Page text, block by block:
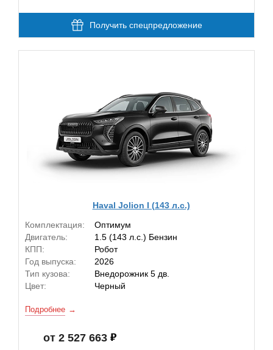
Получить спецпредложение
Haval Jolion I (143 л.с.)
Комплектация:
Оптимум
Двигатель:
1.5 (143 л.с.) Бензин
КПП:
Робот
Год выпуска:
2026
Тип кузова:
Внедорожник 5 дв.
Цвет:
Черный
Подробнее
от 2 527 663